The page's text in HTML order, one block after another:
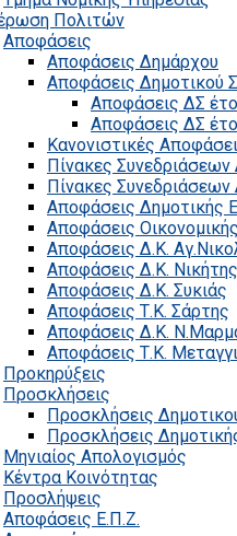
Πολιτών
Αποφάσεις
Αποφάσεις Δημάρχου
Αποφάσεις Δημοτικού
Αποφάσεις ΔΣ
Αποφάσεις ΔΣ
Κανονιστικές
Πίνακες Συνεδριάσεων
Πίνακες Συνεδριάσεων
Αποφάσεις Δημοτικής
Αποφάσεις
Αποφάσεις Δ.Κ.
Αποφάσεις Δ.Κ. Νικήτης
Αποφάσεις Δ.Κ. Συκιάς
Αποφάσεις Τ.Κ. Σάρτης
Αποφάσεις Δ.Κ.
Αποφάσεις Τ.Κ.
Προκηρύξεις
Προσκλήσεις
Προσκλήσεις
Προσκλήσεις
Μηνιαίος Απολογισμός
Κέντρα Κοινότητας
Προσλήψεις
Αποφάσεις Ε.Π.Ζ.